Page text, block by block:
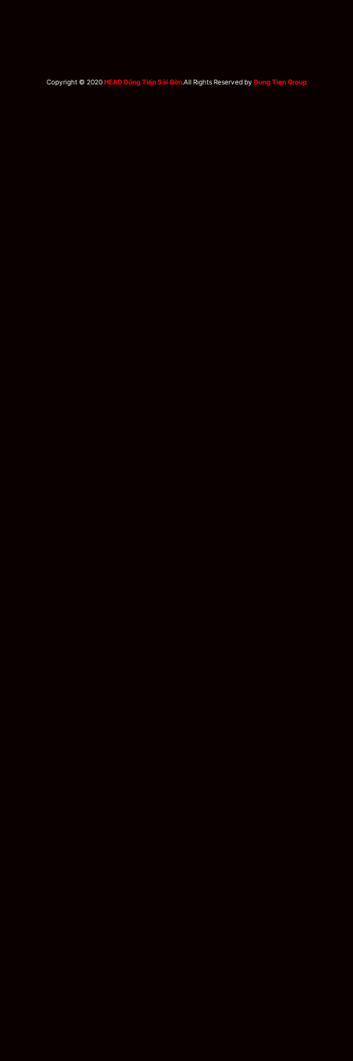
Copyright © 2020 HEAD Dũng Tiến Sài Gòn.All Rights Reserved by Dung Tien Group